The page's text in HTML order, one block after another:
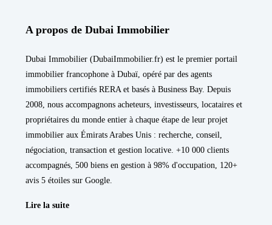
A propos de Dubai Immobilier
Dubai Immobilier (DubaiImmobilier.fr) est le premier portail
immobilier francophone à Dubaï, opéré par des agents
immobiliers certifiés RERA et basés à Business Bay. Depuis
2008, nous accompagnons acheteurs, investisseurs, locataires et
propriétaires du monde entier à chaque étape de leur projet
immobilier aux Émirats Arabes Unis : recherche, conseil,
négociation, transaction et gestion locative. +10 000 clients
accompagnés, 500 biens en gestion à 98% d'occupation, 120+
avis 5 étoiles sur Google.
Lire la suite